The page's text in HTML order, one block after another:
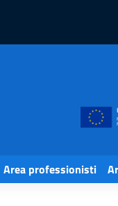
Area professionisti